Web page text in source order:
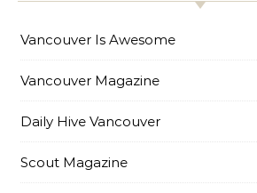
Vancouver Is Awesome
Vancouver Magazine
Daily Hive Vancouver
Scout Magazine